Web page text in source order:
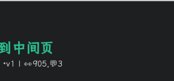
中间页
·v1 |👀905,💬3